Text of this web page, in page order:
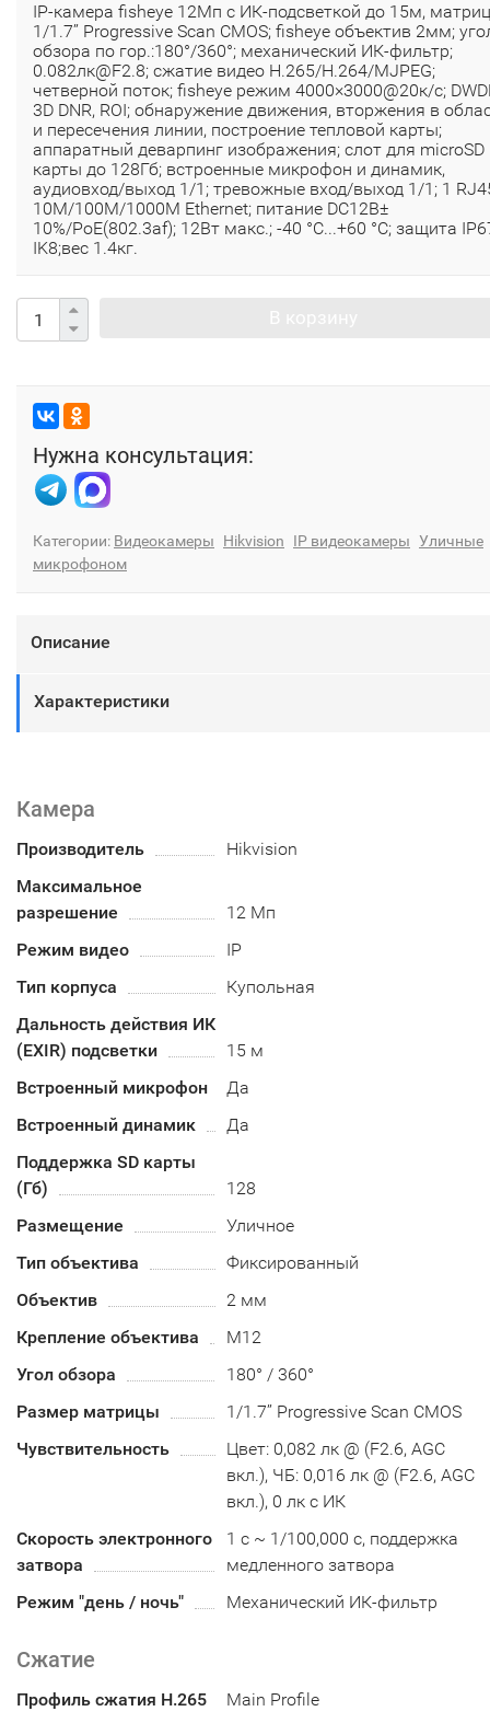
IP-камера fisheye 12Мп с ИК-подсветкой до 15м,
1/1.7’’ Progressive Scan CMOS; fisheye объектив 2мм;
обзора по гор.:180°/360°; механический ИК-фильтр;
0.082лк@F2.8; сжатие видео H.265/H.264/MJPEG;
четверной поток; fisheye режим 4000×3000@20к/с;
3D DNR, ROI; обнаружение движения, вторжения в
и пересечения линии, построение тепловой карты;
аппаратный деварпинг изображения; слот для microSD
карты до 128Гб; встроенные микрофон и динамик,
аудиовход/выход 1/1; тревожные вход/выход 1/1; 1
10M/100M/1000M Ethernet; питание DC12В±
10%/PoE(802.3af); 12Вт макс.; -40 °C...+60 °C; защита
IK8;вес 1.4кг.
Нужна консультация:
Категории: Видеокамеры Hikvision IP видеокамеры Уличные
микрофоном
Описание
Характеристики
Камера
Производитель
Hikvision
Максимальное
разрешение
12 Мп
Режим видео
IP
Тип корпуса
Купольная
Дальность действия ИК
(EXIR) подсветки
15 м
Встроенный микрофон
Да
Встроенный динамик
Да
Поддержка SD карты
(Гб)
128
Размещение
Уличное
Тип объектива
Фиксированный
Объектив
2 мм
Крепление объектива
М12
Угол обзора
180° / 360°
Размер матрицы
1/1.7’’ Progressive Scan CMOS
Чувствительность
Цвет: 0,082 лк @ (F2.6, AGC
вкл.), ЧБ: 0,016 лк @ (F2.6, AGC
вкл.), 0 лк с ИК
Скорость электронного
затвора
1 с ~ 1/100,000 с, поддержка
медленного затвора
Режим "день / ночь"
Механический ИК-фильтр
Сжатие
Профиль сжатия H.265 Main Profile